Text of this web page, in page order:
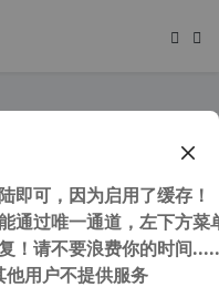
CC (PS) 2016 16.
即可，因为启用了缓存！
通过唯一通道，左下方菜
！请不要浪费你的时间
他用户不提供服务